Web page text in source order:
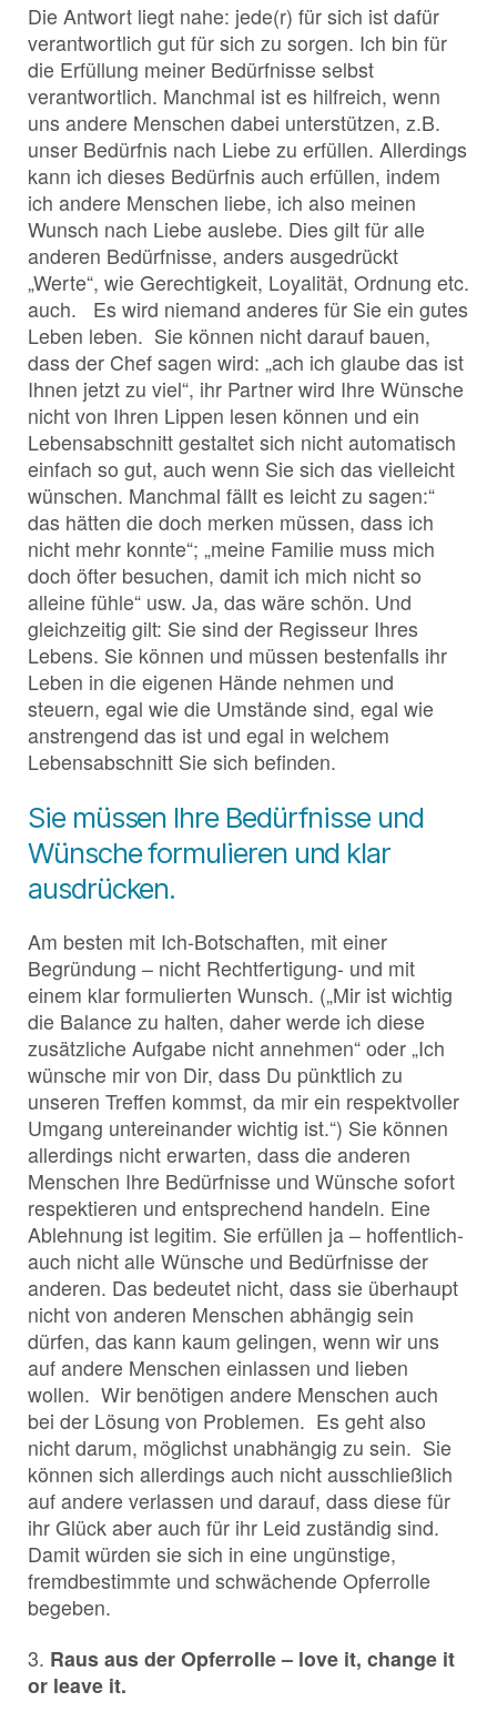
Die Antwort liegt nahe: jede(r) für sich ist dafür
verantwortlich gut für sich zu sorgen. Ich bin für
die Erfüllung meiner Bedürfnisse selbst
verantwortlich. Manchmal ist es hilfreich, wenn
uns andere Menschen dabei unterstützen, z.B.
unser Bedürfnis nach Liebe zu erfüllen. Allerdings
kann ich dieses Bedürfnis auch erfüllen, indem
ich andere Menschen liebe, ich also meinen
Wunsch nach Liebe auslebe. Dies gilt für alle
anderen Bedürfnisse, anders ausgedrückt
„Werte“, wie Gerechtigkeit, Loyalität, Ordnung etc.
auch. Es wird niemand anderes für Sie ein gutes
Leben leben. Sie können nicht darauf bauen,
dass der Chef sagen wird: „ach ich glaube das ist
Ihnen jetzt zu viel“, ihr Partner wird Ihre Wünsche
nicht von Ihren Lippen lesen können und ein
Lebensabschnitt gestaltet sich nicht automatisch
einfach so gut, auch wenn Sie sich das vielleicht
wünschen. Manchmal fällt es leicht zu sagen:“
das hätten die doch merken müssen, dass ich
nicht mehr konnte“; „meine Familie muss mich
doch öfter besuchen, damit ich mich nicht so
alleine fühle“ usw. Ja, das wäre schön. Und
gleichzeitig gilt: Sie sind der Regisseur Ihres
Lebens. Sie können und müssen bestenfalls ihr
Leben in die eigenen Hände nehmen und
steuern, egal wie die Umstände sind, egal wie
anstrengend das ist und egal in welchem
Lebensabschnitt Sie sich befinden.
Sie müssen Ihre Bedürfnisse und
Wünsche formulieren und klar
ausdrücken.
Am besten mit Ich-Botschaften, mit einer
Begründung – nicht Rechtfertigung- und mit
einem klar formulierten Wunsch. („Mir ist wichtig
die Balance zu halten, daher werde ich diese
zusätzliche Aufgabe nicht annehmen“ oder „Ich
wünsche mir von Dir, dass Du pünktlich zu
unseren Treffen kommst, da mir ein respektvoller
Umgang untereinander wichtig ist.“) Sie können
allerdings nicht erwarten, dass die anderen
Menschen Ihre Bedürfnisse und Wünsche sofort
respektieren und entsprechend handeln. Eine
Ablehnung ist legitim. Sie erfüllen ja – hoffentlich-
auch nicht alle Wünsche und Bedürfnisse der
anderen. Das bedeutet nicht, dass sie überhaupt
nicht von anderen Menschen abhängig sein
dürfen, das kann kaum gelingen, wenn wir uns
auf andere Menschen einlassen und lieben
wollen. Wir benötigen andere Menschen auch
bei der Lösung von Problemen. Es geht also
nicht darum, möglichst unabhängig zu sein. Sie
können sich allerdings auch nicht ausschließlich
auf andere verlassen und darauf, dass diese für
ihr Glück aber auch für ihr Leid zuständig sind.
Damit würden sie sich in eine ungünstige,
fremdbestimmte und schwächende Opferrolle
begeben.
3. Raus aus der Opferrolle – love it, change it
or leave it.